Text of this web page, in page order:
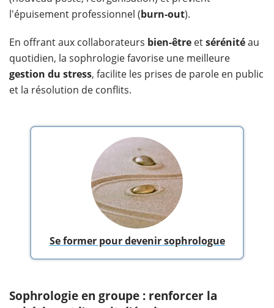
l'épuisement professionnel (burn-out).
En offrant aux collaborateurs bien-être etsérénitéau
quotidien, la sophrologie favorise une meilleure
gestion du stress, facilite les prises de parole en public
et la résolution de conflits.
Se former pour devenir sophrologue
Sophrologie en groupe : renforcer la